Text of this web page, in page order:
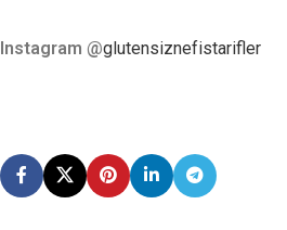
Instagram @glutensiznefistarifler